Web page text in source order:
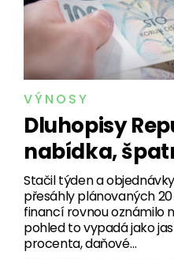
VÝNOSY
Dluhopisy
nabídka,
Stačil týden a
přesáhly plánovaných
financí rovnou oznámilo
pohled to vypadá jako
procenta, daňové…